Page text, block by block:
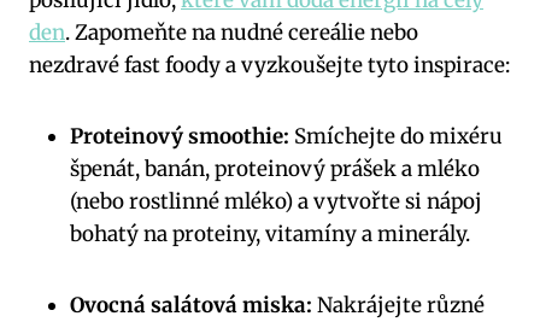
den. Zapomeňte na nudné cereálie nebo
nezdravé fast foody a vyzkoušejte tyto inspirace:
Proteinový smoothie: Smíchejte do mixéru
špenát, banán, proteinový prášek a mléko
(nebo rostlinné mléko) a vytvořte si nápoj
bohatý na proteiny, vitamíny a minerály.
Ovocná salátová miska: Nakrájejte různé